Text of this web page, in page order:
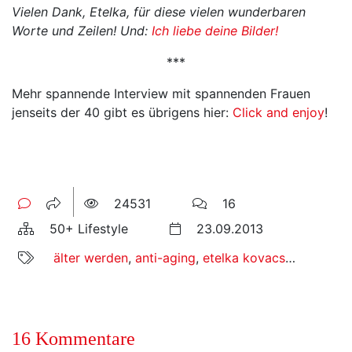
Vielen Dank, Etelka, für diese vielen wunderbaren
Worte und Zeilen! Und: Ich liebe deine Bilder!
***
Mehr spannende Interview mit spannenden Frauen
jenseits der 40 gibt es übrigens hier: Click and enjoy!
24531
16
50+ Lifestyle
23.09.2013
älter werden, anti-aging, etelka kovacs-koller
16 Kommentare